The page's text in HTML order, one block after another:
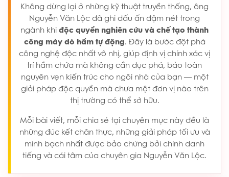
Không dừng lại ở những kỹ thuật truyền thống, ông
Nguyễn Văn Lộc đã ghi dấu ấn đậm nét trong
ngành khiđộc quyền nghiên cứu và chế tạo thành
công máy dò hầm tự động. Đây là bước đột phá
công nghệ độc nhất vô nhị, giúp định vị chính xác vị
trí hầm chứa mà không cần đục phá, bảo toàn
nguyên vẹn kiến trúc cho ngôi nhà của bạn — một
giải pháp độc quyền mà chưa một đơn vị nào trên
thị trường có thể sở hữu.
Mỗi bài viết, mỗi chia sẻ tại chuyên mục này đều là
những đúc kết chân thực, những giải pháp tối ưu và
minh bạch nhất được bảo chứng bởi chính danh
tiếng và cái tâm của chuyên gia Nguyễn Văn Lộc.